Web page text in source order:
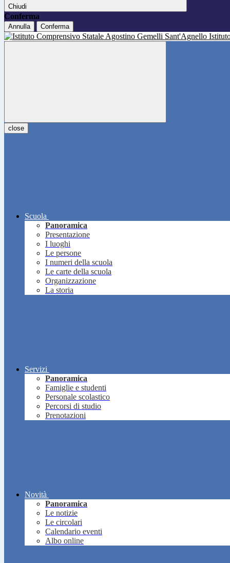
Chiudi
Conferma
Annulla Conferma
close
Scuola
Panoramica
Presentazione
I luoghi
Le persone
I numeri della scuola
Le carte della scuola
Organizzazione
La storia
Servizi
Panoramica
Famiglie e studenti
Personale scolastico
Percorsi di studio
Prenotazioni
Novità
Panoramica
Le notizie
Le circolari
Calendario eventi
Albo online